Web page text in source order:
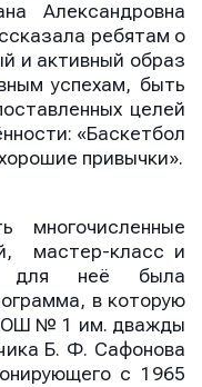
Александровна
ребятам о
и активный образ
успехам, быть
целей
«Баскетбол
привычки».
многочисленные
мастер-класс и
для неё была
в которую
№ 1 им. дважды
Б. Ф. Сафонова
с 1965